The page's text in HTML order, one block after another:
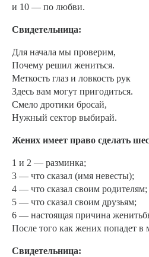
и 10 — по любви.
Свидетельница:
Для начала мы проверим,
Почему решил жениться.
Меткость глаз и ловкость рук
Здесь вам могут пригодиться.
Смело дротики бросай,
Нужный сектор выбирай.
Жених имеет право сделать
1 и 2 — разминка;
3 — что сказал (имя невесты);
4 — что сказал своим родителям;
5 — что сказал своим друзьям;
6 — настоящая причина
После того как жених попадет в
Свидетельница: